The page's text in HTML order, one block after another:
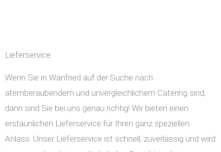
Lieferservice
Wenn Sie in Wanfried auf der Suche nach
atemberaubendem und unvergleichlichem Catering sind,
dann sind Sie bei uns genau richtig! Wir bieten einen
erstaunlichen Lieferservice für Ihren ganz speziellen
Anlass. Unser Lieferservice ist schnell, zuverlässig und wird